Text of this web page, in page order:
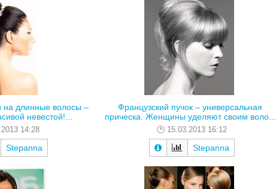
на длинные волосы –
невестой!...
14:28
Stepanna
Французский пучок – универсальная
прическа. Женщины уделяют своим воло...
15.03.2013 16:12
Stepanna